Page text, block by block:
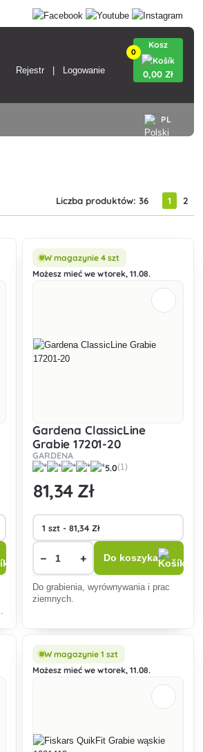
Rejestr Logowanie
0
Kosz
0,00 Zł
PL
Liczba produktów: 36 1 2
W magazynie 4 szt
Możesz mieć we wtorek, 11.08.
Gardena ClassicLine
Grabie 17201-20
GARDENA
5.0(1)
81,34 Zł
− + Do koszyka
Do grabienia, wyrównywania i prac
ziemnych.
W magazynie 1 szt
Możesz mieć we wtorek, 11.08.